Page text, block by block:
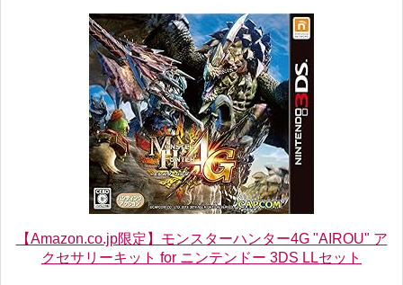
【Amazon.co.jp限定】モンスターハンター4G "AIROU" ア
クセサリーキット for ニンテンドー 3DS LLセット